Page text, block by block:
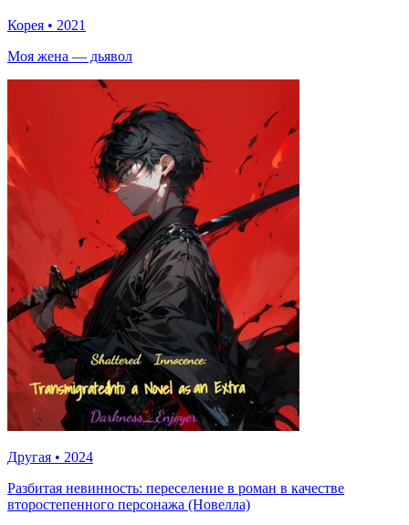
Корея • 2021
Моя жена — дьявол
Другая • 2024
Разбитая невинность: переселение в роман в качестве
второстепенного персонажа (Новелла)